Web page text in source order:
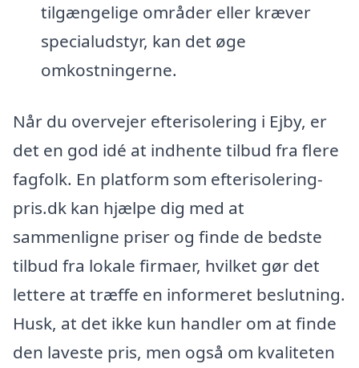
tilgængelige områder eller kræver
specialudstyr, kan det øge
omkostningerne.
Når du overvejer efterisolering i Ejby, er
det en god idé at indhente tilbud fra flere
fagfolk. En platform som efterisolering-
pris.dk kan hjælpe dig med at
sammenligne priser og finde de bedste
tilbud fra lokale firmaer, hvilket gør det
lettere at træffe en informeret beslutning.
Husk, at det ikke kun handler om at finde
den laveste pris, men også om kvaliteten